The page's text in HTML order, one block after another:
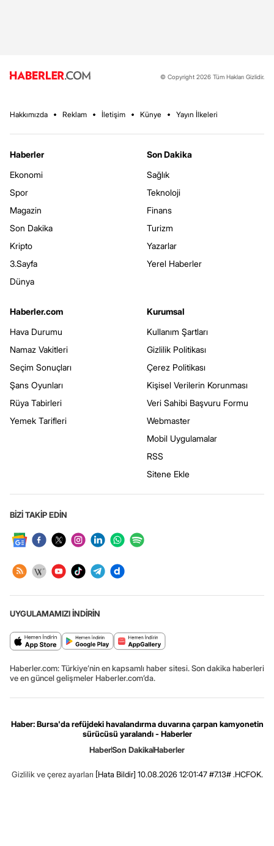
© Copyright 2026 Tüm Hakları Gizlidir.
Hakkımızda Reklam İletişim Künye Yayın İlkeleri
Haberler
Ekonomi
Spor
Magazin
Son Dakika
Kripto
3.Sayfa
Dünya
Son Dakika
Sağlık
Teknoloji
Finans
Turizm
Yazarlar
Yerel Haberler
Haberler.com
Hava Durumu
Namaz Vakitleri
Seçim Sonuçları
Şans Oyunları
Rüya Tabirleri
Yemek Tarifleri
Kurumsal
Kullanım Şartları
Gizlilik Politikası
Çerez Politikası
Kişisel Verilerin Korunması
Veri Sahibi Başvuru Formu
Webmaster
Mobil Uygulamalar
RSS
Sitene Ekle
BİZİ TAKİP EDİN
UYGULAMAMIZI İNDİRİN
Haberler.com: Türkiye’nin en kapsamlı haber sitesi. Son dakika haberleri
ve en güncel gelişmeler Haberler.com’da.
Haber: Bursa'da refüjdeki havalandırma duvarına çarpan kamyonetin
sürücüsü yaralandı - Haberler
HaberSon DakikaHaberler
Gizlilik ve çerez ayarları [Hata Bildir] 10.08.2026 12:01:47 #7.13# .HCFOK.